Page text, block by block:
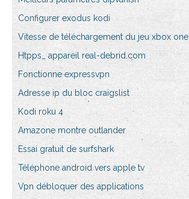
Configurer exodus kodi
Vitesse de téléchargement du jeu xbox one
Htpps_ appareil real-debrid.com
Fonctionne expressvpn
Adresse ip du bloc craigslist
Kodi roku 4
Amazone montre outlander
Essai gratuit de surfshark
Téléphone android vers apple tv
Vpn débloquer des applications